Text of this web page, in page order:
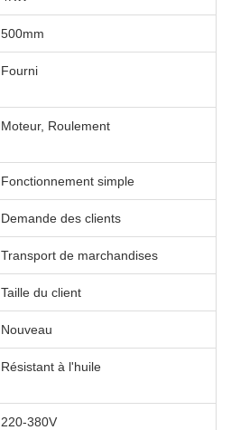
500mm
Fourni
Moteur, Roulement
Fonctionnement simple
Demande des clients
Transport de marchandises
Taille du client
Nouveau
Résistant à l'huile
220-380V